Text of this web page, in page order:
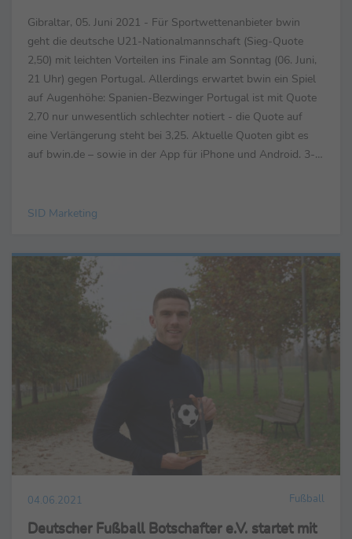
Gibraltar, 05. Juni 2021 - Für Sportwettenanbieter bwin
geht die deutsche U21-Nationalmannschaft (Sieg-Quote
2,50) mit leichten Vorteilen ins Finale am Sonntag (06. Juni,
21 Uhr) gegen Portugal. Allerdings erwartet bwin ein Spiel
auf Augenhöhe: Spanien-Bezwinger Portugal ist mit Quote
2,70 nur unwesentlich schlechter notiert - die Quote auf
eine Verlängerung steht bei 3,25. Aktuelle Quoten gibt es
auf bwin.de – sowie in der App für iPhone und Android. 3-
SID Marketing
04.06.2021 Fußball
Deutscher Fußball Botschafter e.V. startet mit